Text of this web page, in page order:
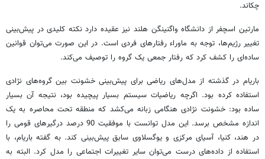
چکاند.
مارتین اسچفر از دانشگاه واگنینگن هلند نیز عقیده دارد نکته کلیدی در پیش‌بینی
تغییر رژیم‌ها، توجه به ماوراء رفتارهای فردی است. در این صورت می‌توان قوانین
ساده‌ای را کشف کرد که رفتار جمعی یک گروه را توصیف می‌کند.
باریام در گذشته از مدل‌های ریاضی برای پیش‌بینی خشونت بین گروه‌های نژادی
استفاده کرده بود. اگرچه ریاضیات سیستم بسیار پیچیده بود، نتیجه آن بسیار
ساده بود: خشونت نژادی هنگامی زبانه می‌کشد که منطقه تحت محاصره به یک
اندازه مشخص برسد. این مدل توانست با موفقیت 90 درصد درگیرهای قومی را
در هند، کنیا، آسیای مرکزی و یوگسلاوی سابق پیش‌بینی کند. به گفته باریام، با
استفاده از داده‌های درست می‌توان سایر تغییرات اجتماعی را مدل کرد. البته به